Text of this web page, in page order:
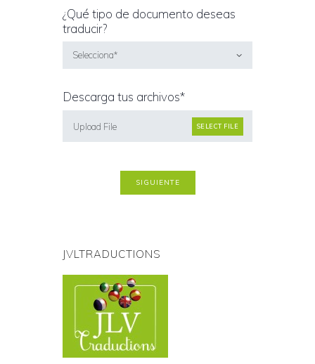
¿Qué tipo de documento deseas
traducir?
Descarga tus archivos*
SELECT FILE
Upload File
JVLTRADUCTIONS